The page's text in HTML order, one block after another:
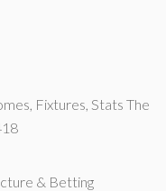
Fixtures, Stats The
& Betting